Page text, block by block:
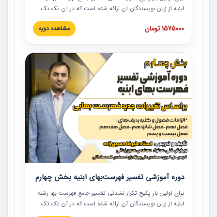
ابنیه از زبان نویسندگان آن ارائه شده است که در آن تک تک
ردیف ها و مطالب فهرست بها تفسیر و ارائه شده است. این
دوره به صورت کامل تصویری بوده و به همراه تصاویر عملیات
دوره با کلام مهندس علیرضاحسین‌زاده مدیر پروژه مهندسی
مشاور در امر بازنگری فهرست بها رشته ابنیه ارائه شده و به تمام
همکارانی که در حوزه صنعت ساخت در حال فعالیت هستند حتما
توصیه می کنیم از مطالب این دوره استفاده نمایند.
1575000 تومان مشاهده دوره
دوره آموزشی تفسیر فهرست‌بهای ابنیه بخش چهارم
برای اولین بار پکیج تکرار نشدنی تفسیر جامع فهرست بها رشته
ابنیه از زبان نویسندگان آن ارائه شده است که در آن تک تک
ردیف ها و مطالب فهرست بها تفسیر و ارائه شده است. این